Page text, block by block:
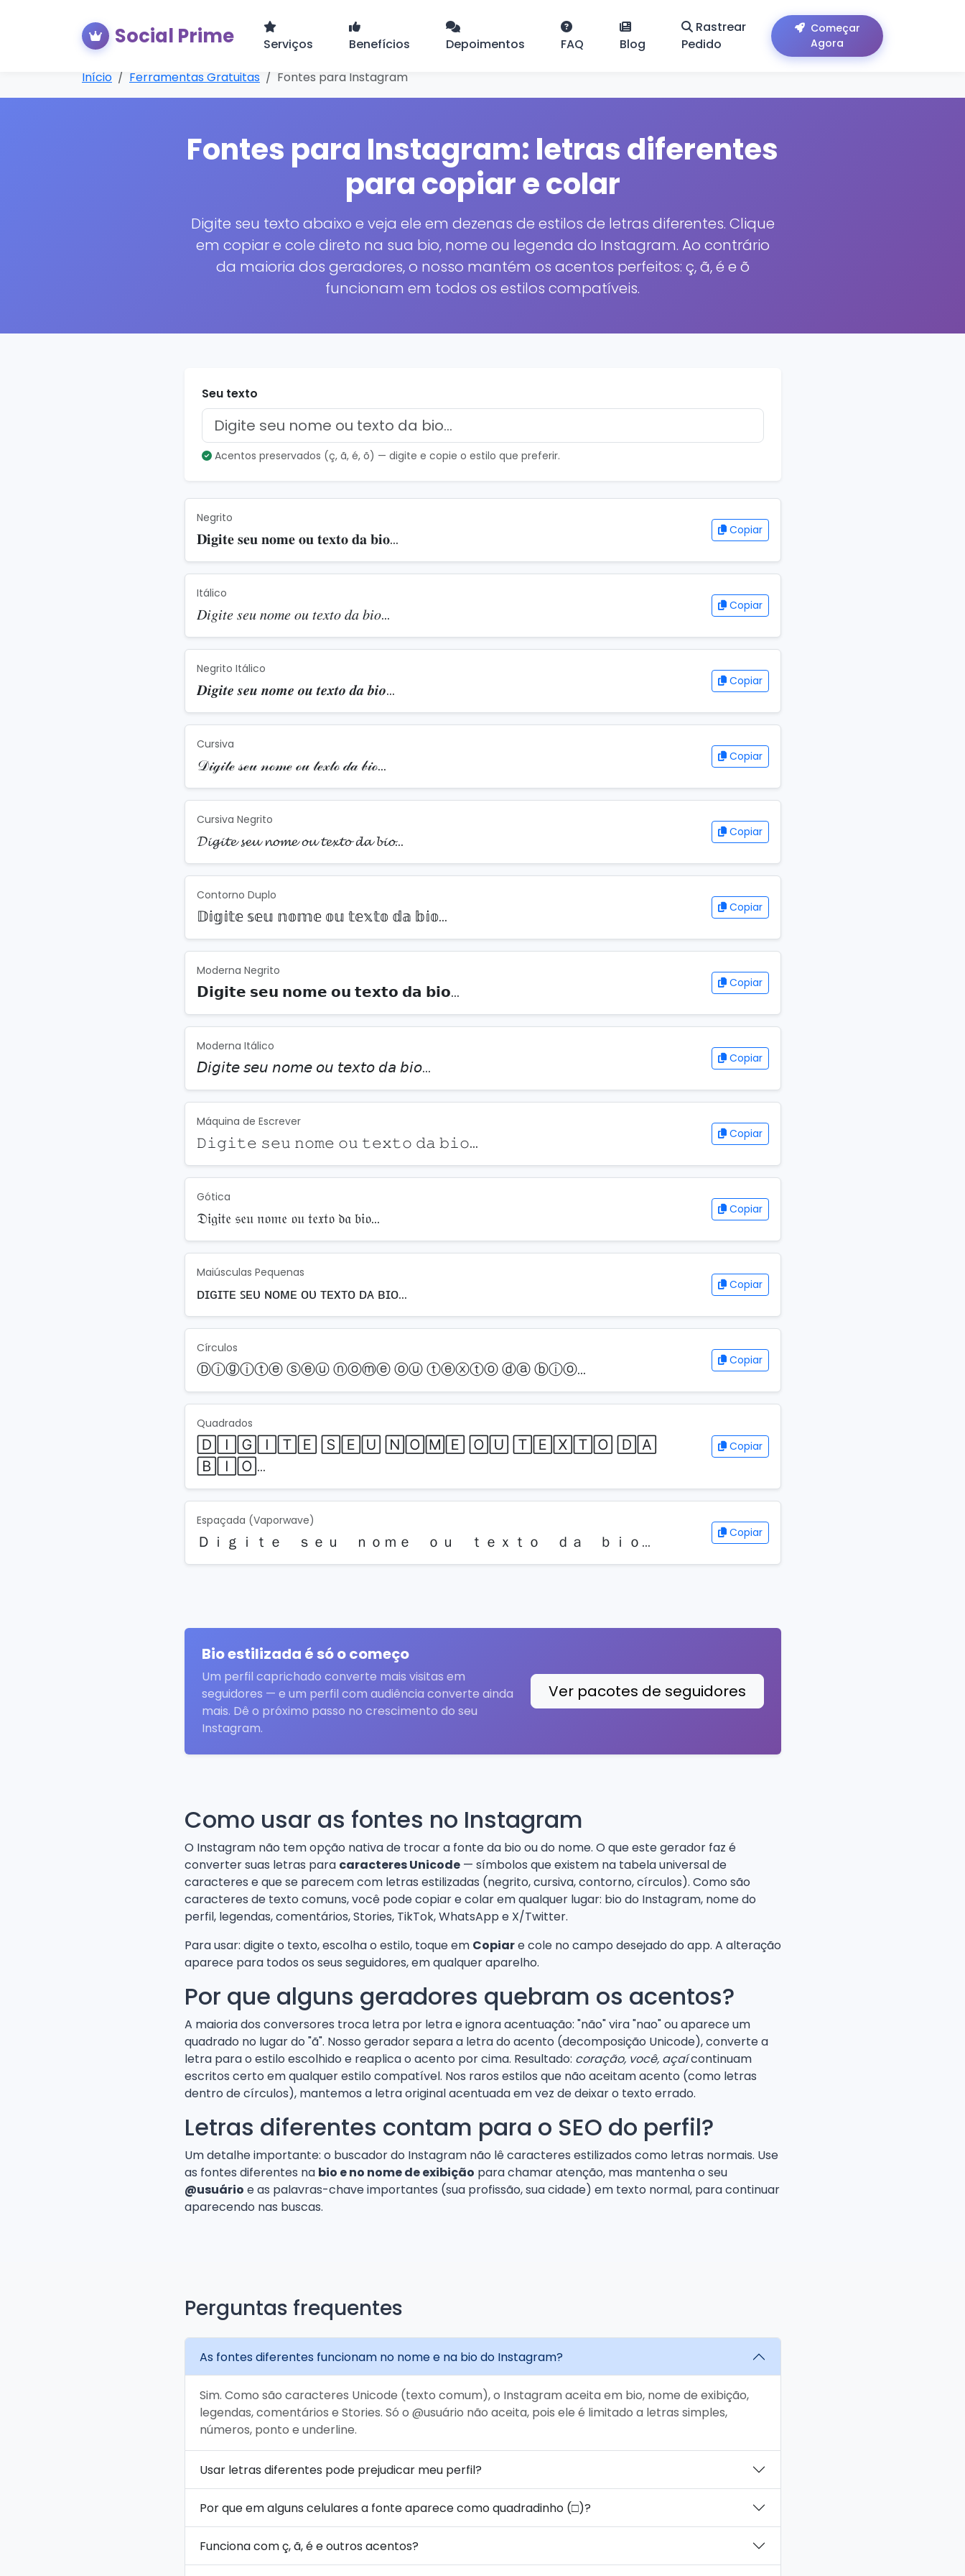
Social Prime Serviços Benefícios Depoimentos FAQ Blog
Rastrear
Pedido
Começar
Agora
Início Ferramentas Gratuitas Fontes para Instagram
Fontes para Instagram: letras diferentes
para copiar e colar
Digite seu texto abaixo e veja ele em dezenas de estilos de letras diferentes. Clique
em copiar e cole direto na sua bio, nome ou legenda do Instagram. Ao contrário
da maioria dos geradores, o nosso mantém os acentos perfeitos: ç, ã, é e õ
funcionam em todos os estilos compatíveis.
Seu texto
Acentos preservados (ç, ã, é, õ) — digite e copie o estilo que preferir.
Negrito
𝐃𝐢𝐠𝐢𝐭𝐞 𝐬𝐞𝐮 𝐧𝐨𝐦𝐞 𝐨𝐮 𝐭𝐞𝐱𝐭𝐨 𝐝𝐚 𝐛𝐢𝐨… Copiar
Itálico
𝐷𝑖𝑔𝑖𝑡𝑒 𝑠𝑒𝑢 𝑛𝑜𝑚𝑒 𝑜𝑢 𝑡𝑒𝑥𝑡𝑜 𝑑𝑎 𝑏𝑖𝑜… Copiar
Negrito Itálico
𝑫𝒊𝒈𝒊𝒕𝒆 𝒔𝒆𝒖 𝒏𝒐𝒎𝒆 𝒐𝒖 𝒕𝒆𝒙𝒕𝒐 𝒅𝒂 𝒃𝒊𝒐… Copiar
Cursiva
𝒟𝒾ℊ𝒾𝓉ℯ 𝓈ℯ𝓊 𝓃ℴ𝓂ℯ ℴ𝓊 𝓉ℯ𝓍𝓉ℴ 𝒹𝒶 𝒷𝒾ℴ… Copiar
Cursiva Negrito
𝓓𝓲𝓰𝓲𝓽𝓮 𝓼𝓮𝓾 𝓷𝓸𝓶𝓮 𝓸𝓾 𝓽𝓮𝔁𝓽𝓸 𝓭𝓪 𝓫𝓲𝓸… Copiar
Contorno Duplo
𝔻𝕚𝕘𝕚𝕥𝕖 𝕤𝕖𝕦 𝕟𝕠𝕞𝕖 𝕠𝕦 𝕥𝕖𝕩𝕥𝕠 𝕕𝕒 𝕓𝕚𝕠… Copiar
Moderna Negrito
𝗗𝗶𝗴𝗶𝘁𝗲 𝘀𝗲𝘂 𝗻𝗼𝗺𝗲 𝗼𝘂 𝘁𝗲𝘅𝘁𝗼 𝗱𝗮 𝗯𝗶𝗼… Copiar
Moderna Itálico
𝘋𝘪𝘨𝘪𝘵𝘦 𝘴𝘦𝘶 𝘯𝘰𝘮𝘦 𝘰𝘶 𝘵𝘦𝘹𝘵𝘰 𝘥𝘢 𝘣𝘪𝘰… Copiar
Máquina de Escrever
𝙳𝚒𝚐𝚒𝚝𝚎 𝚜𝚎𝚞 𝚗𝚘𝚖𝚎 𝚘𝚞 𝚝𝚎𝚡𝚝𝚘 𝚍𝚊 𝚋𝚒𝚘… Copiar
Gótica
𝔇𝔦𝔤𝔦𝔱𝔢 𝔰𝔢𝔲 𝔫𝔬𝔪𝔢 𝔬𝔲 𝔱𝔢𝔵𝔱𝔬 𝔡𝔞 𝔟𝔦𝔬… Copiar
Maiúsculas Pequenas
ᴅɪɢɪᴛᴇ ꜱᴇᴜ ɴᴏᴍᴇ ᴏᴜ ᴛᴇxᴛᴏ ᴅᴀ ʙɪᴏ… Copiar
Círculos
Ⓓⓘⓖⓘⓣⓔ ⓢⓔⓤ ⓝⓞⓜⓔ ⓞⓤ ⓣⓔⓧⓣⓞ ⓓⓐ ⓑⓘⓞ… Copiar
Quadrados
🄳🄸🄶🄸🅃🄴 🅂🄴🅄 🄽🄾🄼🄴 🄾🅄 🅃🄴🅇🅃🄾 🄳🄰
🄱🄸🄾…
Copiar
Espaçada (Vaporwave)
Ｄｉｇｉｔｅ ｓｅｕ ｎｏｍｅ ｏｕ ｔｅｘｔｏ ｄａ ｂｉｏ… Copiar
Bio estilizada é só o começo
Um perfil caprichado converte mais visitas em
seguidores — e um perfil com audiência converte ainda
mais. Dê o próximo passo no crescimento do seu
Instagram.
Ver pacotes de seguidores
Como usar as fontes no Instagram
O Instagram não tem opção nativa de trocar a fonte da bio ou do nome. O que este gerador faz é
converter suas letras para caracteres Unicode— símbolos que existem na tabela universal de
caracteres e que se parecem com letras estilizadas (negrito, cursiva, contorno, círculos). Como são
caracteres de texto comuns, você pode copiar e colar em qualquer lugar: bio do Instagram, nome do
perfil, legendas, comentários, Stories, TikTok, WhatsApp e X/Twitter.
Para usar: digite o texto, escolha o estilo, toque em Copiare cole no campo desejado do app. A alteração
aparece para todos os seus seguidores, em qualquer aparelho.
Por que alguns geradores quebram os acentos?
A maioria dos conversores troca letra por letra e ignora acentuação: "não" vira "nao" ou aparece um
quadrado no lugar do "ã". Nosso gerador separa a letra do acento (decomposição Unicode), converte a
letra para o estilo escolhido e reaplica o acento por cima. Resultado: coração, você, açaícontinuam
escritos certo em qualquer estilo compatível. Nos raros estilos que não aceitam acento (como letras
dentro de círculos), mantemos a letra original acentuada em vez de deixar o texto errado.
Letras diferentes contam para o SEO do perfil?
Um detalhe importante: o buscador do Instagram não lê caracteres estilizados como letras normais. Use
as fontes diferentes na bio e no nome de exibição para chamar atenção, mas mantenha o seu
@usuário e as palavras-chave importantes (sua profissão, sua cidade) em texto normal, para continuar
aparecendo nas buscas.
Perguntas frequentes
As fontes diferentes funcionam no nome e na bio do Instagram?
Sim. Como são caracteres Unicode (texto comum), o Instagram aceita em bio, nome de exibição,
legendas, comentários e Stories. Só o @usuário não aceita, pois ele é limitado a letras simples,
números, ponto e underline.
Usar letras diferentes pode prejudicar meu perfil?
Por que em alguns celulares a fonte aparece como quadradinho (□)?
Funciona com ç, ã, é e outros acentos?